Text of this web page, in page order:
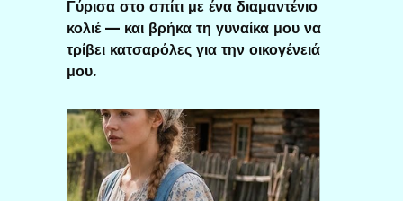
Γύρισα στο σπίτι με ένα διαμαντένιο
κολιέ — και βρήκα τη γυναίκα μου να
τρίβει κατσαρόλες για την οικογένειά
μου.